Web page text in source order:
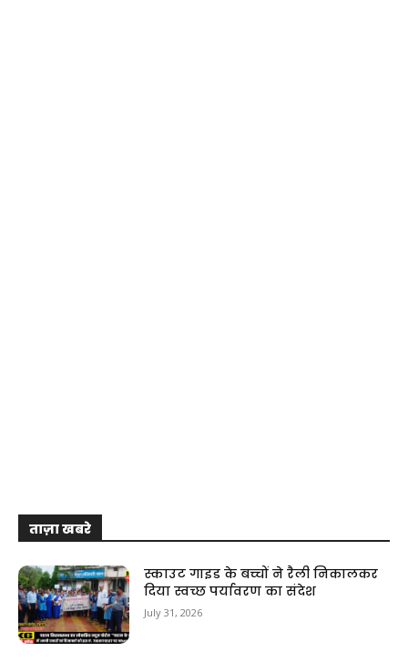
ताज़ा खबरे
स्काउट गाइड के बच्चों ने रैली निकालकर
दिया स्वच्छ पर्यावरण का संदेश
July 31, 2026